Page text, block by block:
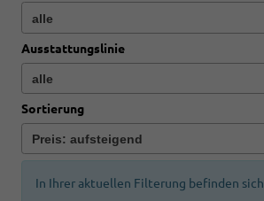
Ausstattungslinie
Sortierung
In Ihrer aktuellen Filterung befinden sich